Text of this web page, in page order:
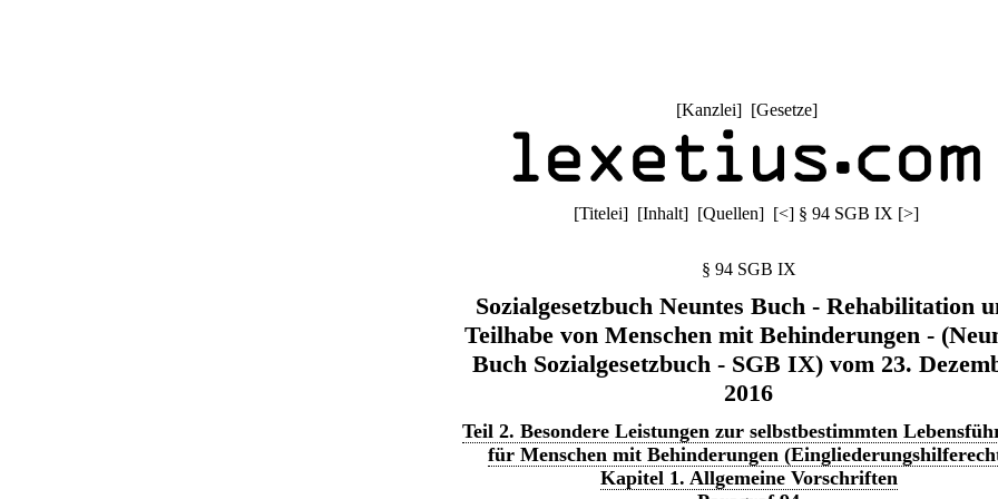
[Kanzlei] [Gesetze]
[Titelei] [Inhalt] [Quellen] [<] § 94 SGB IX [>]
§ 94 SGB IX
Sozialgesetzbuch Neuntes Buch - Rehabilitation
Teilhabe von Menschen mit Behinderungen -
Buch Sozialgesetzbuch - SGB IX) vom 23.
2016
Teil 2. Besondere Leistungen zur selbstbestimmten
für Menschen mit Behinderungen
Kapitel 1. Allgemeine Vorschriften